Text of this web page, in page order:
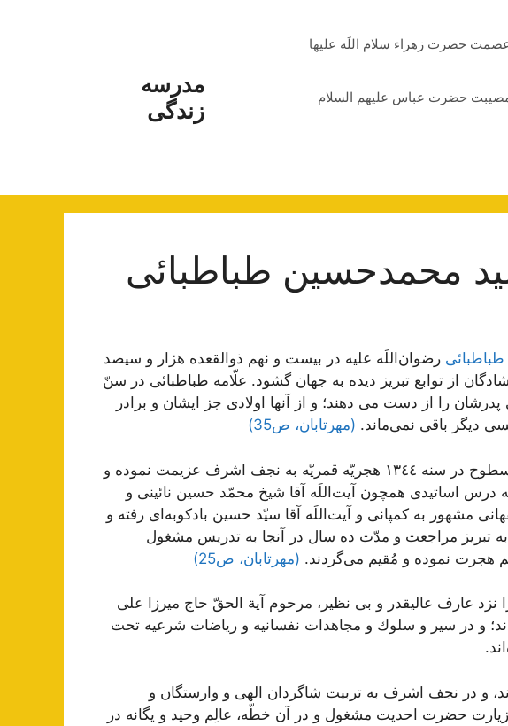
مدرسه
زندگی
حضرت زهراء سلام اللَه علیها
مصیبت حضرت عباس علیهم السلام
محمدحسین طباطبائی
رضوان‌اللَه ‌علیه در بيست و نهم ذوالقعده هزار و سيصد
از توابع تبريز دیده به جهان گشود. علّامه طباطبائى‌ در سنّ
را از دست می دهند؛ و از آنها اولادى جز ایشان و برادر
دیگر باقى نمى‌ماند. (مهرتابان، ص35)
پس از طىّ دوران تحصيلات مقدّماتى و سطوح در سنه ١٣٤٤ هجريّه قمريّه به نجف اشرف عزيمت نموده و
اساتيدى همچون آيت‌اللَه آقا شيخ محمّد حسين نائينى و
مشهور به کمپانى و آيت‌اللَه آقا سيّد حسين بادکوبه‌اى ‌رفته و
پس از نيل به مقام اجتهاد در سنه ١٣٥٤ به تبريز مراجعت و مدّت ده سال در آنجا به تدريس مشغول
(مهرتابان، ص25)
نزد عارف عالیقدر و بى نظیر، مرحوم آیة الحقّ‌ حاج میرزا على
و در سیر و سلوك و مجاهدات نفسانیه و ریاضات شرعیه تحت
و در نجف اشرف به تربیت شاگردان الهى و وارستگان و
حضرت احدیت مشغول و در آن خطّه، عالِم وحید و یگانه در